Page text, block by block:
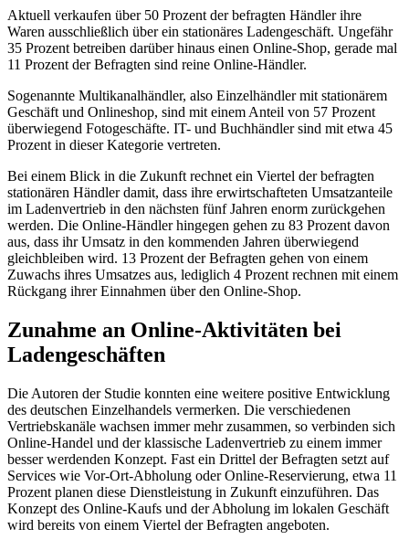
Aktuell verkaufen über 50 Prozent der befragten Händler ihre
Waren ausschließlich über ein stationäres Ladengeschäft. Ungefähr
35 Prozent betreiben darüber hinaus einen Online-Shop, gerade mal
11 Prozent der Befragten sind reine Online-Händler.
Sogenannte Multikanalhändler, also Einzelhändler mit stationärem
Geschäft und Onlineshop, sind mit einem Anteil von 57 Prozent
überwiegend Fotogeschäfte. IT- und Buchhändler sind mit etwa 45
Prozent in dieser Kategorie vertreten.
Bei einem Blick in die Zukunft rechnet ein Viertel der befragten
stationären Händler damit, dass ihre erwirtschafteten Umsatzanteile
im Ladenvertrieb in den nächsten fünf Jahren enorm zurückgehen
werden. Die Online-Händler hingegen gehen zu 83 Prozent davon
aus, dass ihr Umsatz in den kommenden Jahren überwiegend
gleichbleiben wird. 13 Prozent der Befragten gehen von einem
Zuwachs ihres Umsatzes aus, lediglich 4 Prozent rechnen mit einem
Rückgang ihrer Einnahmen über den Online-Shop.
Zunahme an Online-Aktivitäten bei
Ladengeschäften
Die Autoren der Studie konnten eine weitere positive Entwicklung
des deutschen Einzelhandels vermerken. Die verschiedenen
Vertriebskanäle wachsen immer mehr zusammen, so verbinden sich
Online-Handel und der klassische Ladenvertrieb zu einem immer
besser werdenden Konzept. Fast ein Drittel der Befragten setzt auf
Services wie Vor-Ort-Abholung oder Online-Reservierung, etwa 11
Prozent planen diese Dienstleistung in Zukunft einzuführen. Das
Konzept des Online-Kaufs und der Abholung im lokalen Geschäft
wird bereits von einem Viertel der Befragten angeboten.